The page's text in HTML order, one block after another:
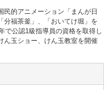
民的アニメーション「まんが日
分福茶釜」、「おいてけ堀」を
で公認1級指導員の資格を取得し
玉ショー、けん玉教室を開催